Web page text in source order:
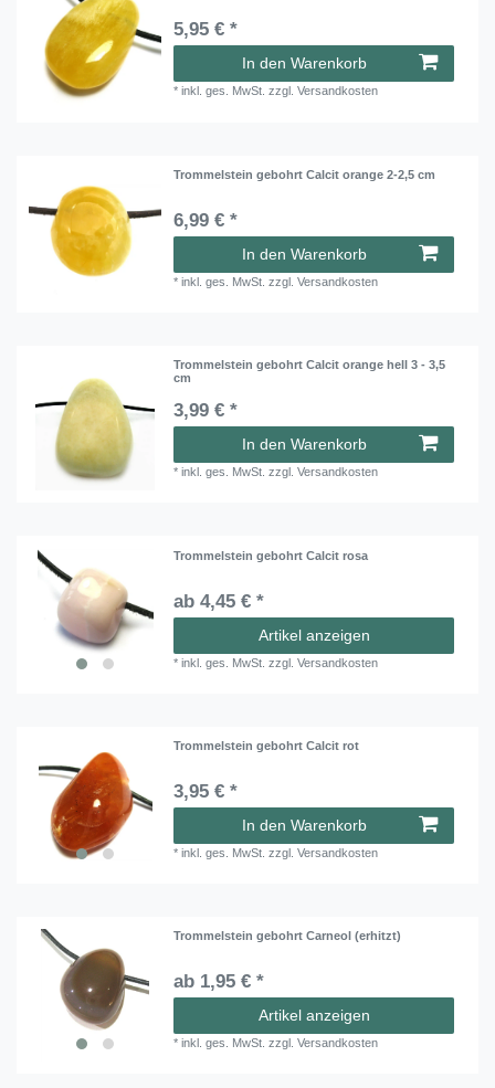
5,95 € *
In den Warenkorb
*inkl. ges. MwSt. zzgl.Versandkosten
Trommelstein gebohrt Calcit orange 2-2,5 cm
6,99 € *
In den Warenkorb
*inkl. ges. MwSt. zzgl.Versandkosten
Trommelstein gebohrt Calcit orange hell 3 - 3,5
cm
3,99 € *
In den Warenkorb
*inkl. ges. MwSt. zzgl.Versandkosten
Trommelstein gebohrt Calcit rosa
ab 4,45 € *
Artikel anzeigen
*inkl. ges. MwSt. zzgl.Versandkosten
Trommelstein gebohrt Calcit rot
3,95 € *
In den Warenkorb
*inkl. ges. MwSt. zzgl.Versandkosten
Trommelstein gebohrt Carneol (erhitzt)
ab 1,95 € *
Artikel anzeigen
*inkl. ges. MwSt. zzgl.Versandkosten